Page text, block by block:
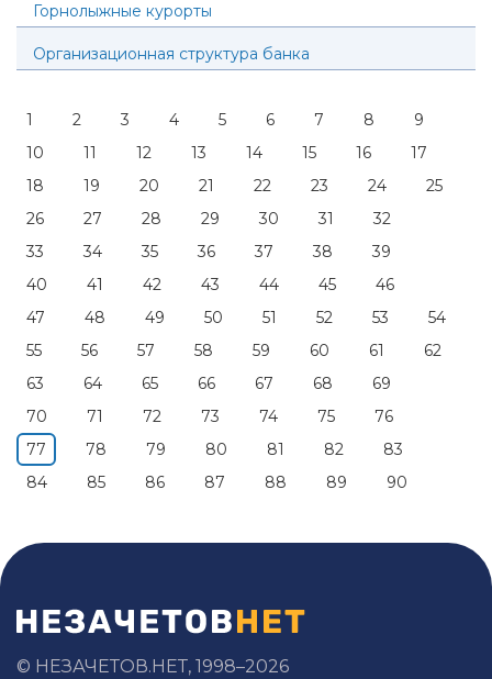
Горнолыжные курорты
Организационная структура банка
1 2 3 4 5 6 7 8
9
10
11 12 13 14 15 16
17
18
19 20 21 22 23 24
25
26
27 28 29 30 31
32
33
34 35 36 37 38
39
40
41 42 43 44 45
46
47
48 49 50 51 52 53
54
55
56 57 58 59 60 61
62
63
64 65 66 67 68
69
70
71 72 73 74 75
76
77
78 79 80 81 82
83
84
85 86 87 88 89 90
© НЕЗАЧЕТОВ.НЕТ, 1998–2026